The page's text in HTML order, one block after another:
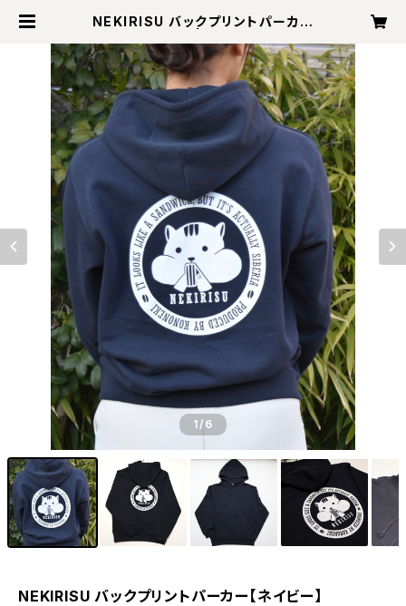
NEKIRISU バックプリントパーカー
1/6
NEKIRISU バックプリントパーカー【ネイビー】